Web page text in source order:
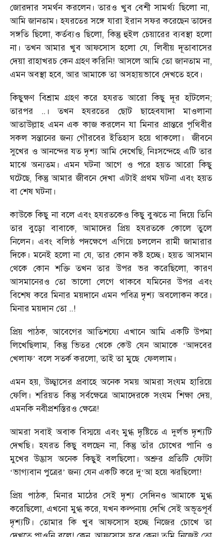
জোরদার সমর্থন করলেন। তারও খুব বেশী সামর্থ্য ছিলো না,
আমি জানতাম। হযরতের সঙ্গে যারা ইরান সফর করেছেন তাদের
সঙ্গতি ছিলো, কর্তব্যও ছিলো, কিন্তু হুইল চেয়ারের ব্যবস্থা হলো
না। তখন আমার খুব আফসোস হলো যে, লিবীয় দূতাবাসের
দেয়া রাহাখরচ কেন গ্রহণ করিনি! আসলে আমি তো জানতাম না,
এমন অবস্থা হবে, আর আমাকে তা অসহায়ভাবে দেখতে হবে।
কিছুক্ষণ বিশ্রাম গ্রহণ করে হযরত আরো কিছু দূর হাঁটলেন;
তারপর ..। তখন হযরতের ছোট ছাহেবযাদা মাওলানা
আতাউল্লাহ এমন এক কাজ করলেন যা মিনার প্রান্তরে পৃথিবীর
সকল সন্তানের জন্য গৌরবের ইতিহাস হয়ে থাকলো।
জীবনে
সুখের ও আনন্দের যত দৃশ্য আমি দেখেছি, নিঃসন্দেহে এটি তার
মাঝে অন্যতম। এমন ঘটনা আগে ও পরে হয়ত আরো কিছু
ঘটেছে, কিন্তু আমার জীবনে দেখা এটাই প্রথম ঘটনা এবং হয়ত
বা শেষ ঘটনা।
কাউকে কিছু না বলে এবং হযরতকেও কিছু বুঝতে না দিয়ে তিনি
তার বুড়ো বাবাকে, আমাদের প্রিয় হযরতকে কোলে তুলে
নিলেন। এবং বলিষ্ঠ পদক্ষেপে এগিয়ে চললেন রামী জামারার
দিকে। মনেই হলো না যে, তার কোন কষ্ট হচ্ছে। হয়ত আসমান
থেকে কোন শক্তি তখন তার উপর ভর করেছিলো, কারণ
আসমানেরও তো ভালো লেগে থাকবে যমিনের উপর এবং
বিশেষ করে মিনার ময়দানে এমন পবিত্র দৃশ্য অবলোকন করে।
মিনার ময়দান তো ..!
প্রিয় পাঠক, আবেগের আতিশয্যে এখানে আমি একটি উপমা
লিখেছিলাম, কিন্তু ভিতর থেকে কেউ যেন আমাকে ‘আদবের
খেলাফ’ বলে সতর্ক করলো, তাই তা মুছে ফেললাম।
এমন হয়, উচ্ছ্বাসের প্রবাহে অনেক সময় আমরা সংযম হারিয়ে
ফেলি। শরিয়ত কিন্তু সর্বক্ষেত্রে আমাদেরকে সংযম শিক্ষা দেয়,
এমনকি নবীপ্রশস্তিরও ক্ষেত্রে!
আমরা সবাই অবাক বিস্ময়ে এবং মুগ্ধ দৃষ্টিতে এ দুর্লভ দৃশ্যটি
দেখছি। হযরত কিছু বলছেন না, কিন্তু তাঁর চোখের পানি ও
মুখের উদ্ভাস অনেক কিছুই বলছিলো। অশ্রুর প্রতিটি ফোঁটা
‘ভাগ্যবান পুত্রের’ জন্য যেন একটি করে দু‘আ হয়ে ঝরছিলো!
প্রিয় পাঠক, মিনার মাঠের সেই দৃশ্য সেদিনও আমাকে মুগ্ধ
করেছিলো, এখনো মুগ্ধ করে, যখন কল্পনায় দেখি সেই অভূতপূর্ব
দৃশ্যটি। তোমার কি খুব আফসোস হচ্ছে নিজের চোখে তা